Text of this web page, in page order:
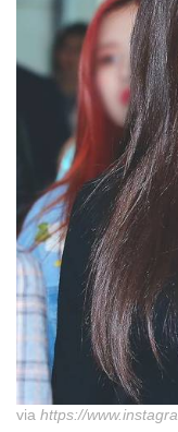
via https://